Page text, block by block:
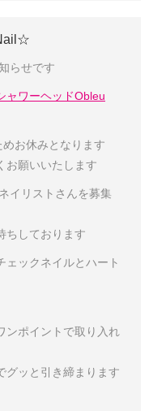
らせです
ャワーヘッドObleu
お休みとなります
お願いいたします
イリストさんを募集
ちしております
ェックネイルとハート
ンポイントで取り入れ
グッと引き締まります